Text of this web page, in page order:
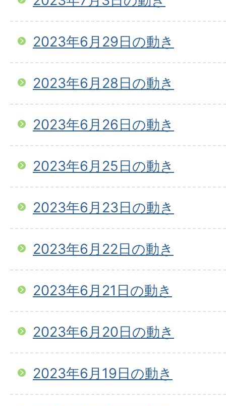
2023年6月29日の動き
2023年6月28日の動き
2023年6月26日の動き
2023年6月25日の動き
2023年6月23日の動き
2023年6月22日の動き
2023年6月21日の動き
2023年6月20日の動き
2023年6月19日の動き